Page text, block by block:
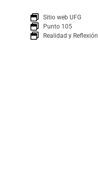
Sitio web UFG
Punto 105
Realidad y Reflexión